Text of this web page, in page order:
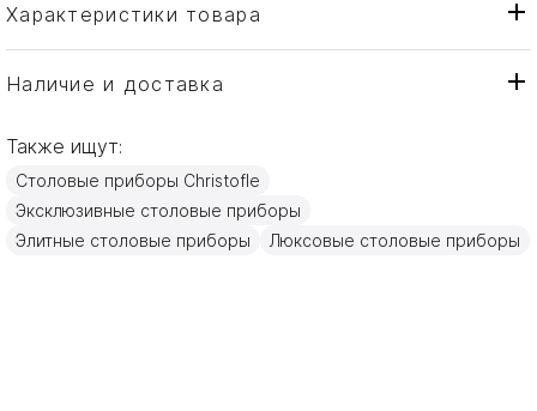
Характеристики товара
Тип товара
Нож
Бренд
Страна производителя
Материал
Золото, Посеребрение
20см
Наличие и доставка
Также ищут:
Столовые приборы Christofle
Эксклюзивные столовые приборы
Элитные столовые приборы
Люксовые столовые приборы